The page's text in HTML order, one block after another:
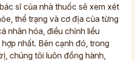
sĩ của nhà thuốc sẽ xem xét
thể trạng và cơ địa của từng
nhân hóa, điều chỉnh liều
nhất. Bên cạnh đó, trong
chúng tôi luôn đồng hành,